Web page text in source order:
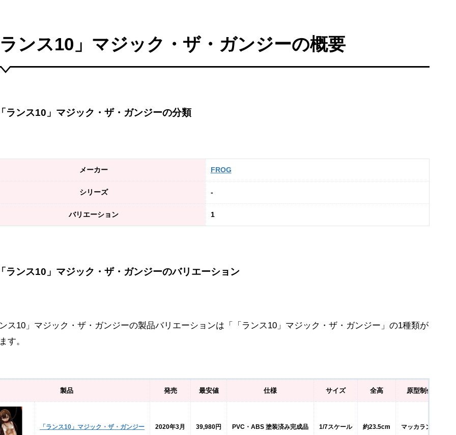
ンス10」マジック・ザ・ガンジーの概要
ランス10」マジック・ザ・ガンジーの分類
メーカー FROG
シリーズ -
バリエーション 1
ランス10」マジック・ザ・ガンジーのバリエーション
ス10」マジック・ザ・ガンジーの製品バリエーションは「「ランス10」マジック・ザ・ガンジー」の1種類が
す。
製品 発売 最安値 仕様 サイズ 全高 原型制作
「ランス10」マジック・ザ・ガンジー 2020年3月 39,980円 PVC・ABS 塗装済み完成品 1/7スケール 約23.5cm マッカラン24